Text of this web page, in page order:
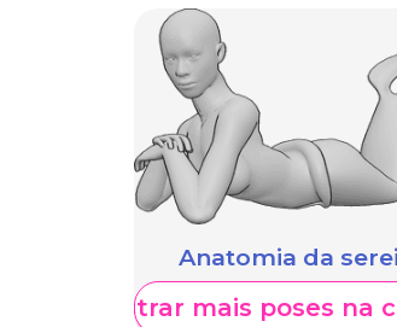
Anatomia da
Mostrar mais poses na